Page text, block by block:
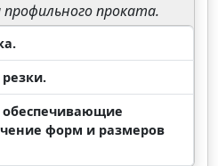
проката.
обеспечивающие
форм и размеров